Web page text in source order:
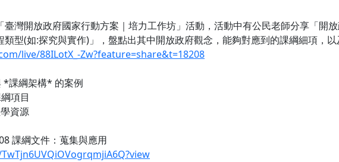
灣開放政府國家行動方案｜培力工作坊」活動，活動中有公民老師分享「開
型(如:探究與實作)」，盤點出其中開放政府觀念，能夠對應到的課綱細項，
live/88ILotX_-Zw?feature=share&t=18208
課綱架構* 的案例
項目
資源
課綱文件：蒐集與應用